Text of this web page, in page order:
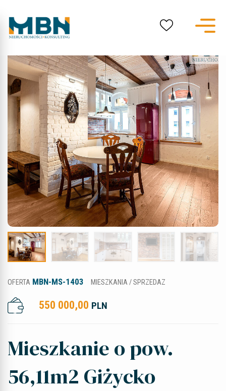
OFERTA MBN-MS-1403 MIESZKANIA / SPRZEDAZ
550 000,00 PLN
Mieszkanie o pow.
56,11m2 Giżycko